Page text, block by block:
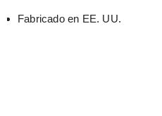
Fabricado en EE. UU.